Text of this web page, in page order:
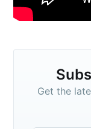
Get the
Stay up